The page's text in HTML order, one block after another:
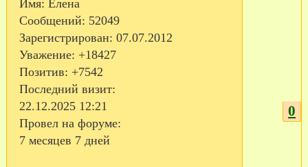
Имя: Елена
Сообщений: 52049
Зарегистрирован: 07.07.2012
Уважение: +18427
Позитив: +7542
Последний визит:
22.12.2025 12:21
Провел на форуме:
7 месяцев 7 дней
0